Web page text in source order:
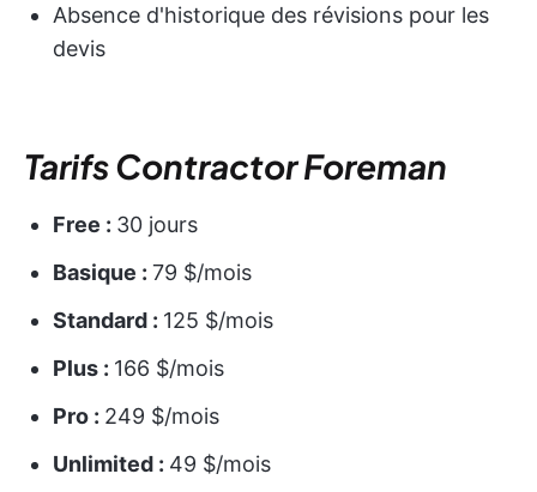
Absence d'historique des révisions pour les
devis
Tarifs Contractor Foreman
Free : 30 jours
Basique : 79 $/mois
Standard : 125 $/mois
Plus : 166 $/mois
Pro : 249 $/mois
Unlimited : 49 $/mois